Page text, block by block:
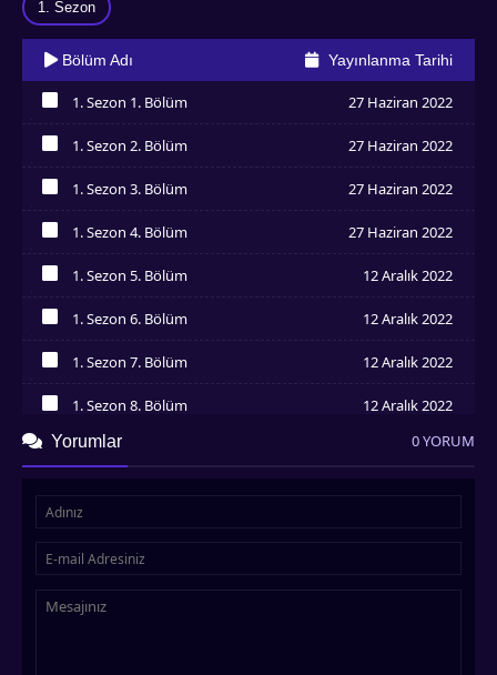
1. Sezon
Bölüm Adı Yayınlanma Tarihi
1. Sezon 1. Bölüm 27 Haziran 2022
1. Sezon 2. Bölüm 27 Haziran 2022
1. Sezon 3. Bölüm 27 Haziran 2022
1. Sezon 4. Bölüm 27 Haziran 2022
1. Sezon 5. Bölüm 12 Aralık 2022
1. Sezon 6. Bölüm 12 Aralık 2022
1. Sezon 7. Bölüm 12 Aralık 2022
İzledim
1. Sezon 8. Bölüm 12 Aralık 2022
1. Sezon 9. Bölüm 12 Aralık 2022
İzledim
İzledim
İzledim
1. Sezon 13. Bölüm
Yorumlar 0 YORUM